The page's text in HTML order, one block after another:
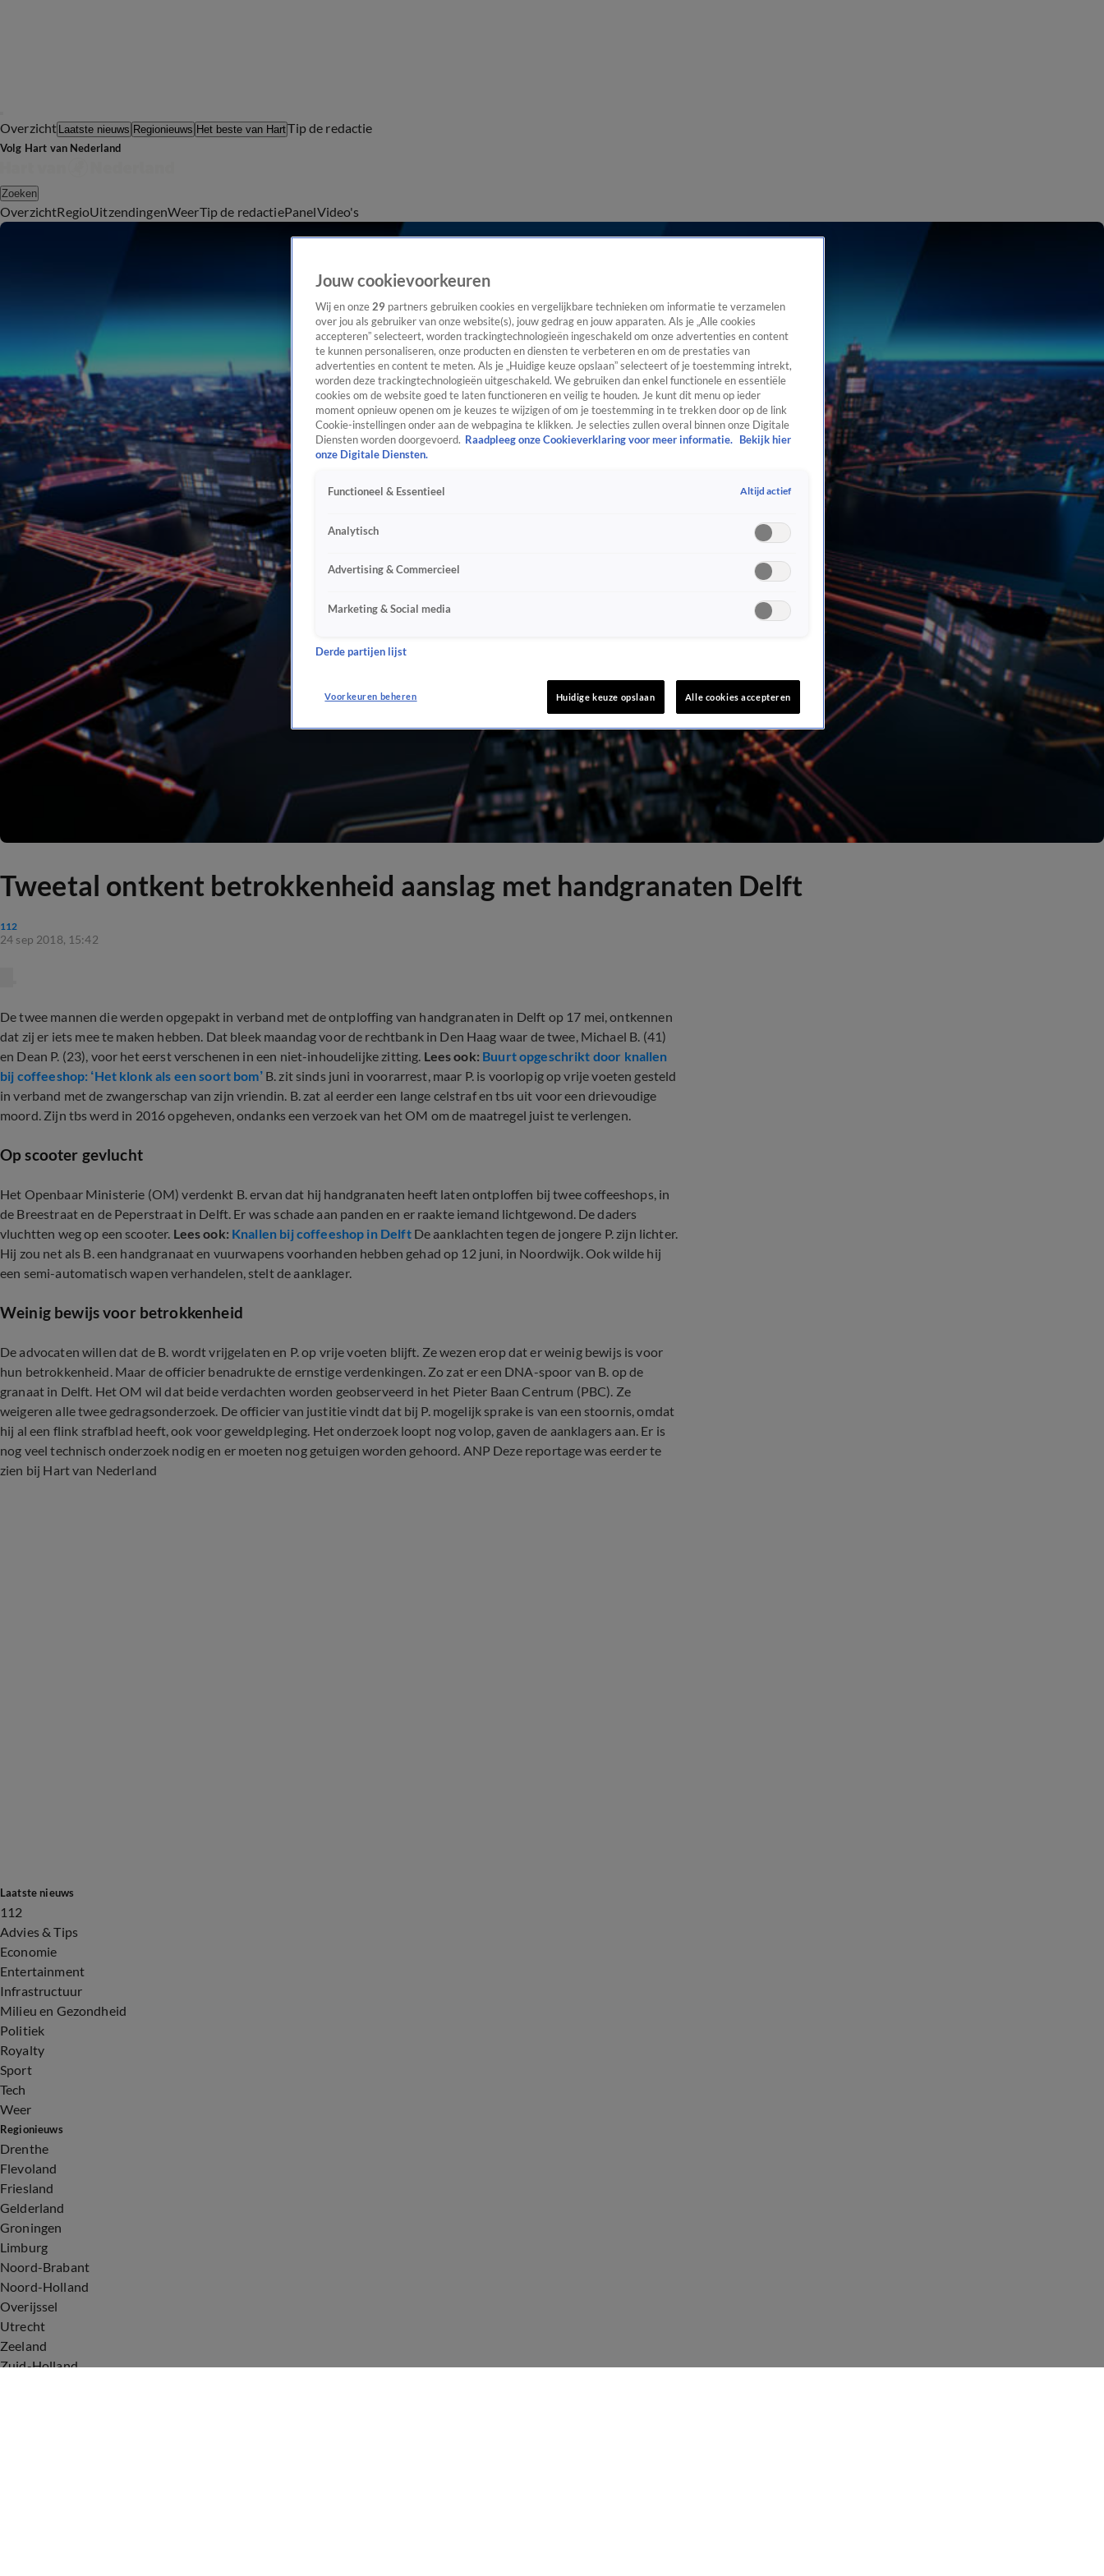
Overzicht Laatste nieuws Regionieuws Het beste van HartTip de redactie
Volg Hart van Nederland
Zoeken
OverzichtRegioUitzendingenWeerTip de redactiePanelVideo's
Tweetal ontkent betrokkenheid aanslag met handgranaten Delft
112
24 sep 2018, 15:42
De twee mannen die werden opgepakt in verband met de ontploffing van handgranaten in Delft op 17 mei, ontkennen
dat zij er iets mee te maken hebben. Dat bleek maandag voor de rechtbank in Den Haag waar de twee, Michael B. (41)
en Dean P. (23), voor het eerst verschenen in een niet-inhoudelijke zitting. Lees ook: Buurt opgeschrikt door knallen
bij coffeeshop: ‘Het klonk als een soort bom’B. zit sinds juni in voorarrest, maar P. is voorlopig op vrije voeten gesteld
in verband met de zwangerschap van zijn vriendin. B. zat al eerder een lange celstraf en tbs uit voor een drievoudige
moord. Zijn tbs werd in 2016 opgeheven, ondanks een verzoek van het OM om de maatregel juist te verlengen.
Op scooter gevlucht
Het Openbaar Ministerie (OM) verdenkt B. ervan dat hij handgranaten heeft laten ontploffen bij twee coffeeshops, in
de Breestraat en de Peperstraat in Delft. Er was schade aan panden en er raakte iemand lichtgewond. De daders
vluchtten weg op een scooter. Lees ook: Knallen bij coffeeshop in DelftDe aanklachten tegen de jongere P. zijn lichter.
Hij zou net als B. een handgranaat en vuurwapens voorhanden hebben gehad op 12 juni, in Noordwijk. Ook wilde hij
een semi-automatisch wapen verhandelen, stelt de aanklager.
Weinig bewijs voor betrokkenheid
De advocaten willen dat de B. wordt vrijgelaten en P. op vrije voeten blijft. Ze wezen erop dat er weinig bewijs is voor
hun betrokkenheid. Maar de officier benadrukte de ernstige verdenkingen. Zo zat er een DNA-spoor van B. op de
granaat in Delft. Het OM wil dat beide verdachten worden geobserveerd in het Pieter Baan Centrum (PBC). Ze
weigeren alle twee gedragsonderzoek. De officier van justitie vindt dat bij P. mogelijk sprake is van een stoornis, omdat
hij al een flink strafblad heeft, ook voor geweldpleging. Het onderzoek loopt nog volop, gaven de aanklagers aan. Er is
nog veel technisch onderzoek nodig en er moeten nog getuigen worden gehoord. ANP Deze reportage was eerder te
zien bij Hart van Nederland
Laatste nieuws
112
Advies & Tips
Economie
Entertainment
Infrastructuur
Milieu en Gezondheid
Politiek
Royalty
Sport
Tech
Weer
Regionieuws
Drenthe
Flevoland
Friesland
Gelderland
Groningen
Limburg
Noord-Brabant
Noord-Holland
Overijssel
Utrecht
Zeeland
Zuid-Holland
Jouw cookievoorkeuren
Wij en onze 29 partners gebruiken cookies en vergelijkbare technieken om informatie te verzamelen
over jou als gebruiker van onze website(s), jouw gedrag en jouw apparaten. Als je „Alle cookies
accepteren” selecteert, worden trackingtechnologieën ingeschakeld om onze advertenties en content
te kunnen personaliseren, onze producten en diensten te verbeteren en om de prestaties van
advertenties en content te meten. Als je „Huidige keuze opslaan” selecteert of je toestemming intrekt,
worden deze trackingtechnologieën uitgeschakeld. We gebruiken dan enkel functionele en essentiële
cookies om de website goed te laten functioneren en veilig te houden. Je kunt dit menu op ieder
moment opnieuw openen om je keuzes te wijzigen of om je toestemming in te trekken door op de link
Cookie-instellingen onder aan de webpagina te klikken. Je selecties zullen overal binnen onze Digitale
Diensten worden doorgevoerd. Raadpleeg onze Cookieverklaring voor meer informatie.
Bekijk hier
onze Digitale Diensten.
Functioneel & Essentieel Altijd actief
Analytisch
Advertising & Commercieel
Marketing & Social media
Derde partijen lijst
Voorkeuren beheren Huidige keuze opslaan Alle cookies accepteren